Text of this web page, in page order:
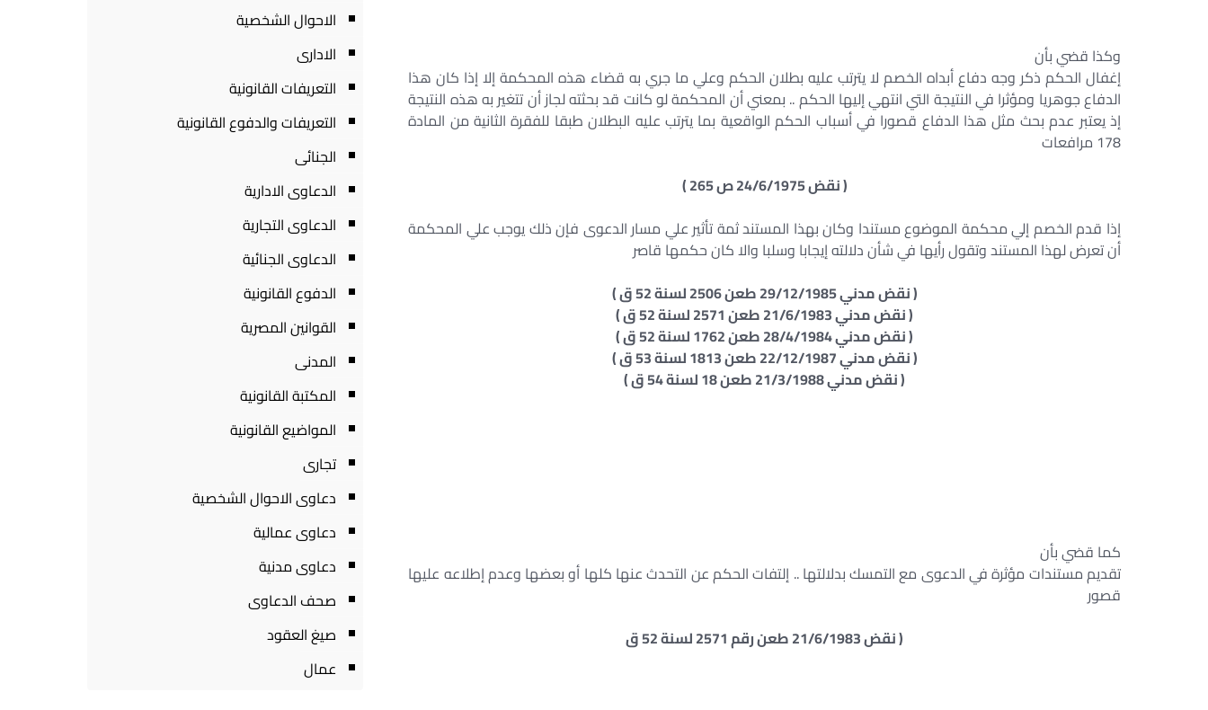
وكذا قضي بأن
إغفال الحكم ذكر وجه دفاع أبداه الخصم لا يترتب عليه بطلان الحكم وعلي ما جري به قضاء هذه المحكمة إلا إذا كان هذا
الدفاع جوهريا ومؤثرا في النتيجة التي انتهي إليها الحكم .. بمعني أن المحكمة لو كانت قد بحثته لجاز أن تتغير به هذه النتيجة
إذ يعتبر عدم بحث مثل هذا الدفاع قصورا في أسباب الحكم الواقعية بما يترتب عليه البطلان طبقا للفقرة الثانية من المادة
178 مرافعات
( نقض 24/6/1975 ص 265 )
إذا قدم الخصم إلي محكمة الموضوع مستندا وكان بهذا المستند ثمة تأثير علي مسار الدعوى فإن ذلك يوجب علي المحكمة
أن تعرض لهذا المستند وتقول رأيها في شأن دلالته إيجابا وسلبا والا كان حكمها قاصر
( نقض مدني 29/12/1985 طعن 2506 لسنة 52 ق )
( نقض مدني 21/6/1983 طعن 2571 لسنة 52 ق )
( نقض مدني 28/4/1984 طعن 1762 لسنة 52 ق )
( نقض مدني 22/12/1987 طعن 1813 لسنة 53 ق )
( نقض مدني 21/3/1988 طعن 18 لسنة 54 ق )
كما قضي بأن
تقديم مستندات مؤثرة في الدعوى مع التمسك بدلالتها .. إلتفات الحكم عن التحدث عنها كلها أو بعضها وعدم إطلاعه عليها
قصور
( نقض 21/6/1983 طعن رقم 2571 لسنة 52 ق
الاحوال الشخصية
الادارى
التعريفات القانونية
التعريفات والدفوع القانونية
الجنائى
الدعاوى الادارية
الدعاوى التجارية
الدعاوى الجنائية
الدفوع القانونية
القوانين المصرية
المدنى
المكتبة القانونية
المواضيع القانونية
تجارى
دعاوى الاحوال الشخصية
دعاوى عمالية
دعاوى مدنية
صحف الدعاوى
صيغ العقود
عمال